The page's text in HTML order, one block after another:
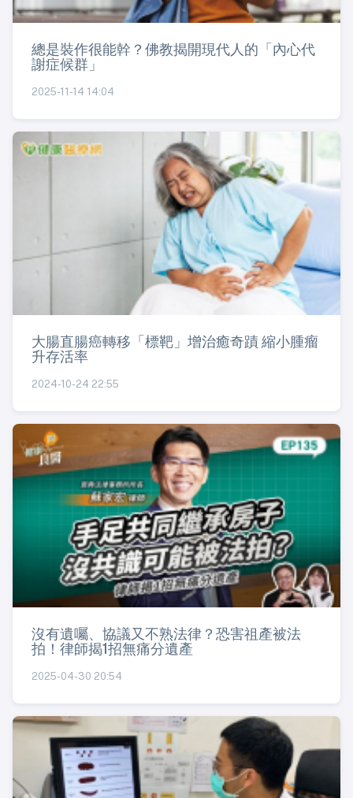
總是裝作很能幹？佛教揭開現代人的「內心代
謝症候群」
2025-11-14 14:04
大腸直腸癌轉移「標靶」增治癒奇蹟 縮小腫瘤
升存活率
2024-10-24 22:55
沒有遺囑、協議又不熟法律？恐害祖產被法
拍！律師揭1招無痛分遺產
2025-04-30 20:54